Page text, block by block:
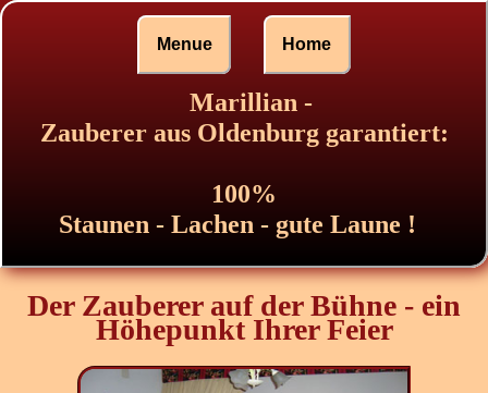
Menue Home
Marillian -
Zauberer aus Oldenburg garantiert:
100%
Staunen - Lachen - gute Laune !
Der Zauberer auf der Bühne - ein
Höhepunkt Ihrer Feier